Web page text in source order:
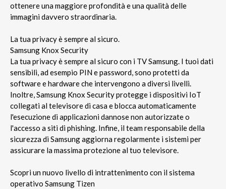
ottenere una maggiore profondità e una qualità delle
immagini davvero straordinaria.
La tua privacy è sempre al sicuro.
Samsung Knox Security
La tua privacy è sempre al sicuro con i TV Samsung. I tuoi dati
sensibili, ad esempio PIN e password, sono protetti da
software e hardware che intervengono a diversi livelli.
Inoltre, Samsung Knox Security protegge i dispositivi IoT
collegati al televisore di casa e blocca automaticamente
l'esecuzione di applicazioni dannose non autorizzate o
l'accesso a siti di phishing. Infine, il team responsabile della
sicurezza di Samsung aggiorna regolarmente i sistemi per
assicurare la massima protezione al tuo televisore.
Scopri un nuovo livello di intrattenimento con il sistema
operativo Samsung Tizen